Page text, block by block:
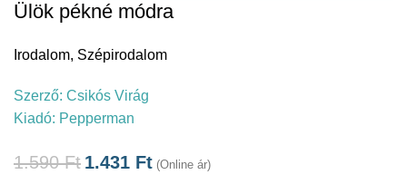
Ülök pékné módra
Irodalom, Szépirodalom
Szerző: Csikós Virág
Kiadó: Pepperman
1.590Ft 1.431 Ft (Online ár)